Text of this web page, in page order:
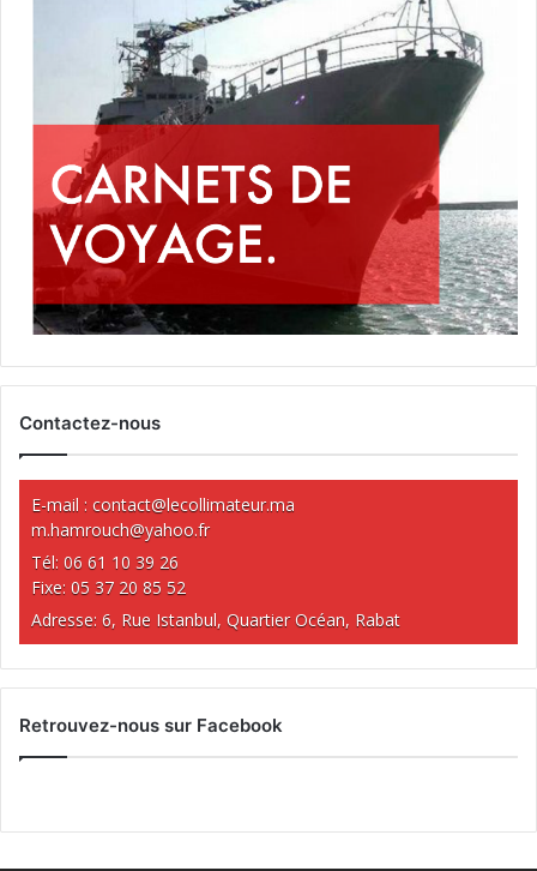
Contactez-nous
E-mail : contact@lecollimateur.ma
m.hamrouch@yahoo.fr
Tél: 06 61 10 39 26
Fixe: 05 37 20 85 52
Adresse: 6, Rue Istanbul, Quartier Océan, Rabat
Retrouvez-nous sur Facebook